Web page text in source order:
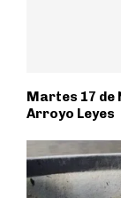
Martes 17 de
Arroyo Leyes